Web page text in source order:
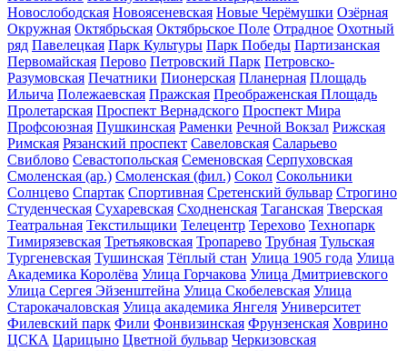
Новослободская Новоясеневская Новые Черёмушки Озёрная
Окружная Октябрьская Октябрьское Поле Отрадное Охотный
ряд Павелецкая Парк Культуры Парк Победы Партизанская
Первомайская Перово Петровский Парк Петровско-
Разумовская Печатники Пионерская Планерная Площадь
Ильича Полежаевская Пражская Преображенская Площадь
Пролетарская Проспект Вернадского Проспект Мира
Профсоюзная Пушкинская Раменки Речной Вокзал Рижская
Римская Рязанский проспект Савеловская Саларьево
Свиблово Севастопольская Семеновская Серпуховская
Смоленская (ар.) Смоленская (фил.) Сокол Сокольники
Солнцево Спартак Спортивная Сретенский бульвар Строгино
Студенческая Сухаревская Сходненская Таганская Тверская
Театральная Текстильщики Телецентр Терехово Технопарк
Тимирязевская Третьяковская Тропарево Трубная Тульская
Тургеневская Тушинская Тёплый стан Улица 1905 года Улица
Академика Королёва Улица Горчакова Улица Дмитриевского
Улица Сергея Эйзенштейна Улица Скобелевская Улица
Старокачаловская Улица академика Янгеля Университет
Филевский парк Фили Фонвизинская Фрунзенская Ховрино
ЦСКА Царицыно Цветной бульвар Черкизовская